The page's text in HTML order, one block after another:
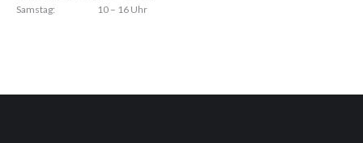
Samstag: 10 – 16 Uhr